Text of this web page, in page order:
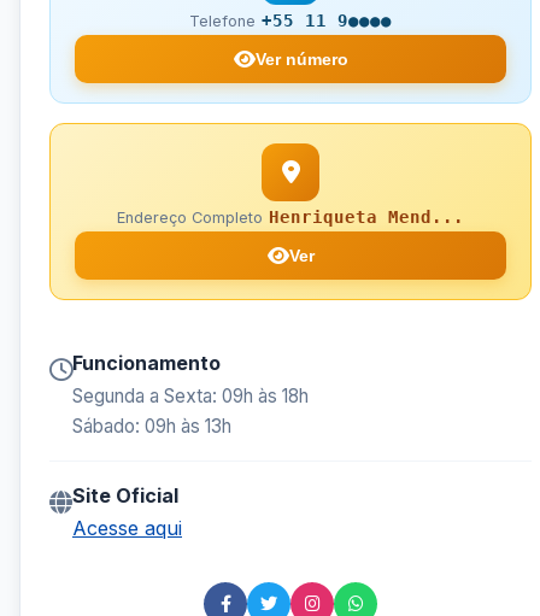
Telefone +55 11 9●●●●
Ver número
Endereço Completo Henriqueta Mend...
Ver
Funcionamento
Segunda a Sexta: 09h às 18h
Sábado: 09h às 13h
Site Oficial
Acesse aqui